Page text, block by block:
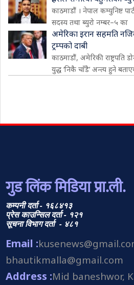
काठमाडौं । नेपाल कम्युनिष्ट
सदस्य तथा ब्युरो नम्बर–५ का
अमेरिका इरान सहमति
ट्रम्पको दाबी
काठमाडौं, अमेरिकी राष्ट्रपति
युद्ध ‘निकै चाँडै’ अन्त्य हुने
गुड लिंक मिडिया प्रा.ली.
कम्पनी दर्ता - १६८४१३
प्रेस काउन्सिल दर्ता - १२१
सूचना विभाग दर्ता - ४८१
Email :
bhautikmalla@gmail.com
Address :Mid baneshwor,